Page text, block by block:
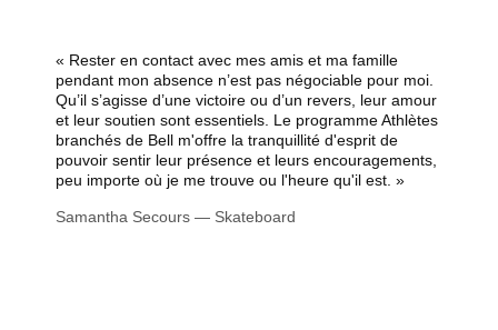
« Rester en contact avec mes amis et ma famille
pendant mon absence n’est pas négociable pour moi.
Qu’il s’agisse d’une victoire ou d’un revers, leur amour
et leur soutien sont essentiels. Le programme Athlètes
branchés de Bell m'offre la tranquillité d'esprit de
pouvoir sentir leur présence et leurs encouragements,
peu importe où je me trouve ou l'heure qu'il est. »
Samantha Secours — Skateboard